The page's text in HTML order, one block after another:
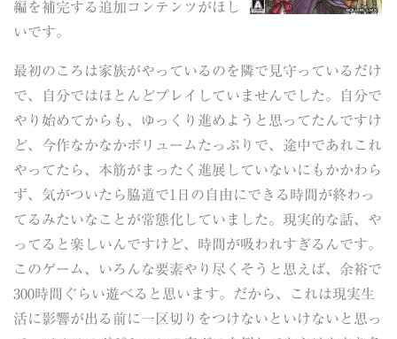
編を補完する追加コンテンツがほし
いです。
最初のころは家族がやっているのを隣で見守っているだけ
で、自分ではほとんどプレイしていませんでした。自分で
やり始めてからも、ゆっくり進めようと思ってたんですけ
ど、今作なかなかボリュームたっぷりで、途中であれこれ
やってたら、本筋がまったく進展していないにもかかわら
ず、気がついたら脇道で1日の自由にできる時間が終わっ
てるみたいなことが常態化していました。現実的な話、や
ってると楽しいんですけど、時間が吸われすぎるんです。
このゲーム、いろんな要素やり尽くそうと思えば、余裕で
300時間ぐらい遊べると思います。だから、これは現実生
活に影響が出る前に一区切りをつけないといけないと思っ